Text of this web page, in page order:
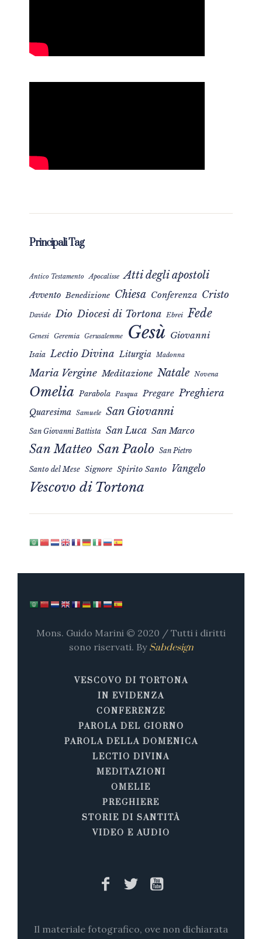
Principali Tag
Antico Testamento Apocalisse Atti degli apostoli
Avvento Benedizione Chiesa Conferenza Cristo
Davide Dio Diocesi di Tortona Ebrei Fede
Genesi Geremia Gerusalemme Gesù Giovanni
Isaia Lectio Divina Liturgia Madonna
Maria Vergine Meditazione Natale Novena
Omelia Parabola Pasqua Pregare Preghiera
Quaresima Samuele San Giovanni
San Giovanni Battista San Luca San Marco
San Matteo San Paolo San Pietro
Santo del Mese Signore Spirito Santo Vangelo
Vescovo di Tortona
Mons. Guido Marini © 2020 / Tutti i diritti
sono riservati. By Sabdesign
VESCOVO DI TORTONA
IN EVIDENZA
CONFERENZE
PAROLA DEL GIORNO
PAROLA DELLA DOMENICA
LECTIO DIVINA
MEDITAZIONI
OMELIE
PREGHIERE
STORIE DI SANTITÀ
VIDEO E AUDIO
Il materiale fotografico, ove non dichiarata